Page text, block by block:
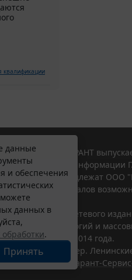
данные
и обеспечения
данных в
.
Принять
Система ГАРАНТ
правовой информации
ГАРАНТ.РУ принадлежат
материалов
в качестве сетевого
технологий и
от 18 июня 2014 года.
г. Москва, тер.
– ООО "НПП "
Гарант-